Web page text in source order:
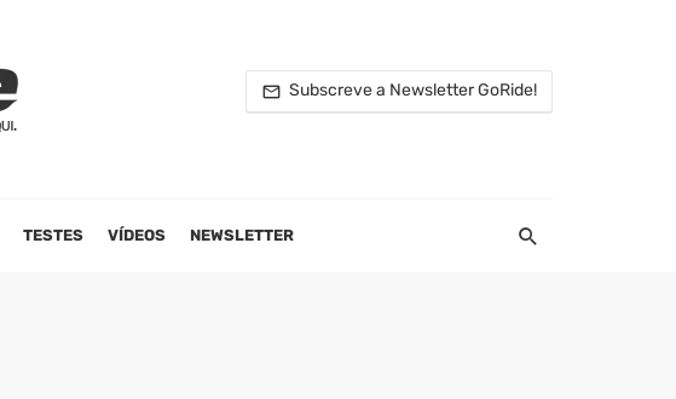
Subscreve a Newsletter GoRide!
TESTES VÍDEOS NEWSLETTER